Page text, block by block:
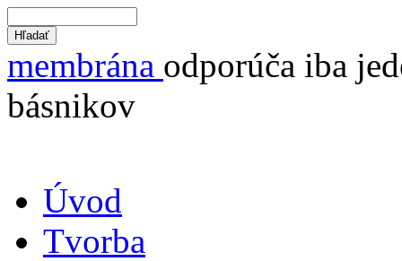
membrána odporúča iba
básnikov
Úvod
Tvorba